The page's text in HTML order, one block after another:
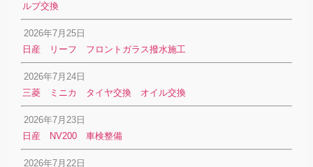
ルブ交換
2026年7月25日
日産 リーフ フロントガラス撥水施工
2026年7月24日
三菱 ミニカ タイヤ交換 オイル交換
2026年7月23日
日産 NV200 車検整備
2026年7月22日